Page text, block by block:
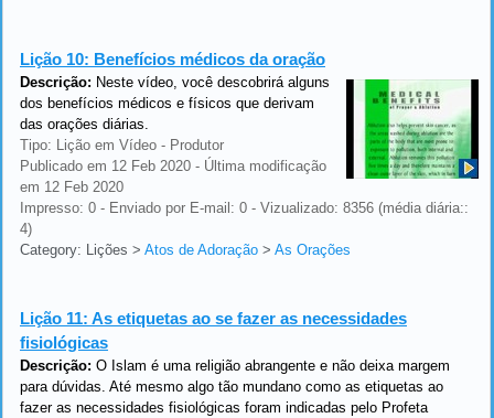
Lição 10: Benefícios médicos da oração
Descrição: Neste vídeo, você descobrirá alguns
dos benefícios médicos e físicos que derivam
das orações diárias.
Tipo: Lição em Vídeo - Produtor
Publicado em 12 Feb 2020 - Última modificação
em 12 Feb 2020
Impresso: 0 - Enviado por E-mail: 0 - Vizualizado: 8356 (média diária::
4)
Category: Lições > Atos de Adoração > As Orações
Lição 11: As etiquetas ao se fazer as necessidades
fisiológicas
Descrição: O Islam é uma religião abrangente e não deixa margem
para dúvidas. Até mesmo algo tão mundano como as etiquetas ao
fazer as necessidades fisiológicas foram indicadas pelo Profeta